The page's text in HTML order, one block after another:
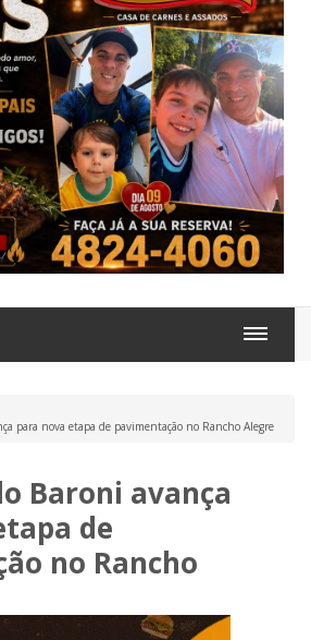
para nova etapa de pavimentação no Rancho Alegre
Baroni avança
de
no Rancho